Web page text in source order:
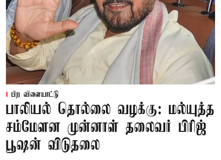
பிற விளையாட்டு
பாலியல் தொல்லை வழக்கு: மல்யுத்த
சம்மேளன முன்னாள் தலைவர் பிரிஜ்
பூஷன் விடுதலை